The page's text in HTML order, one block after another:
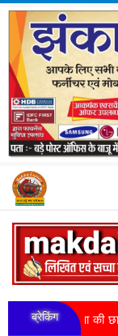
ब्रेकिंग
की छात्रा की मौत,